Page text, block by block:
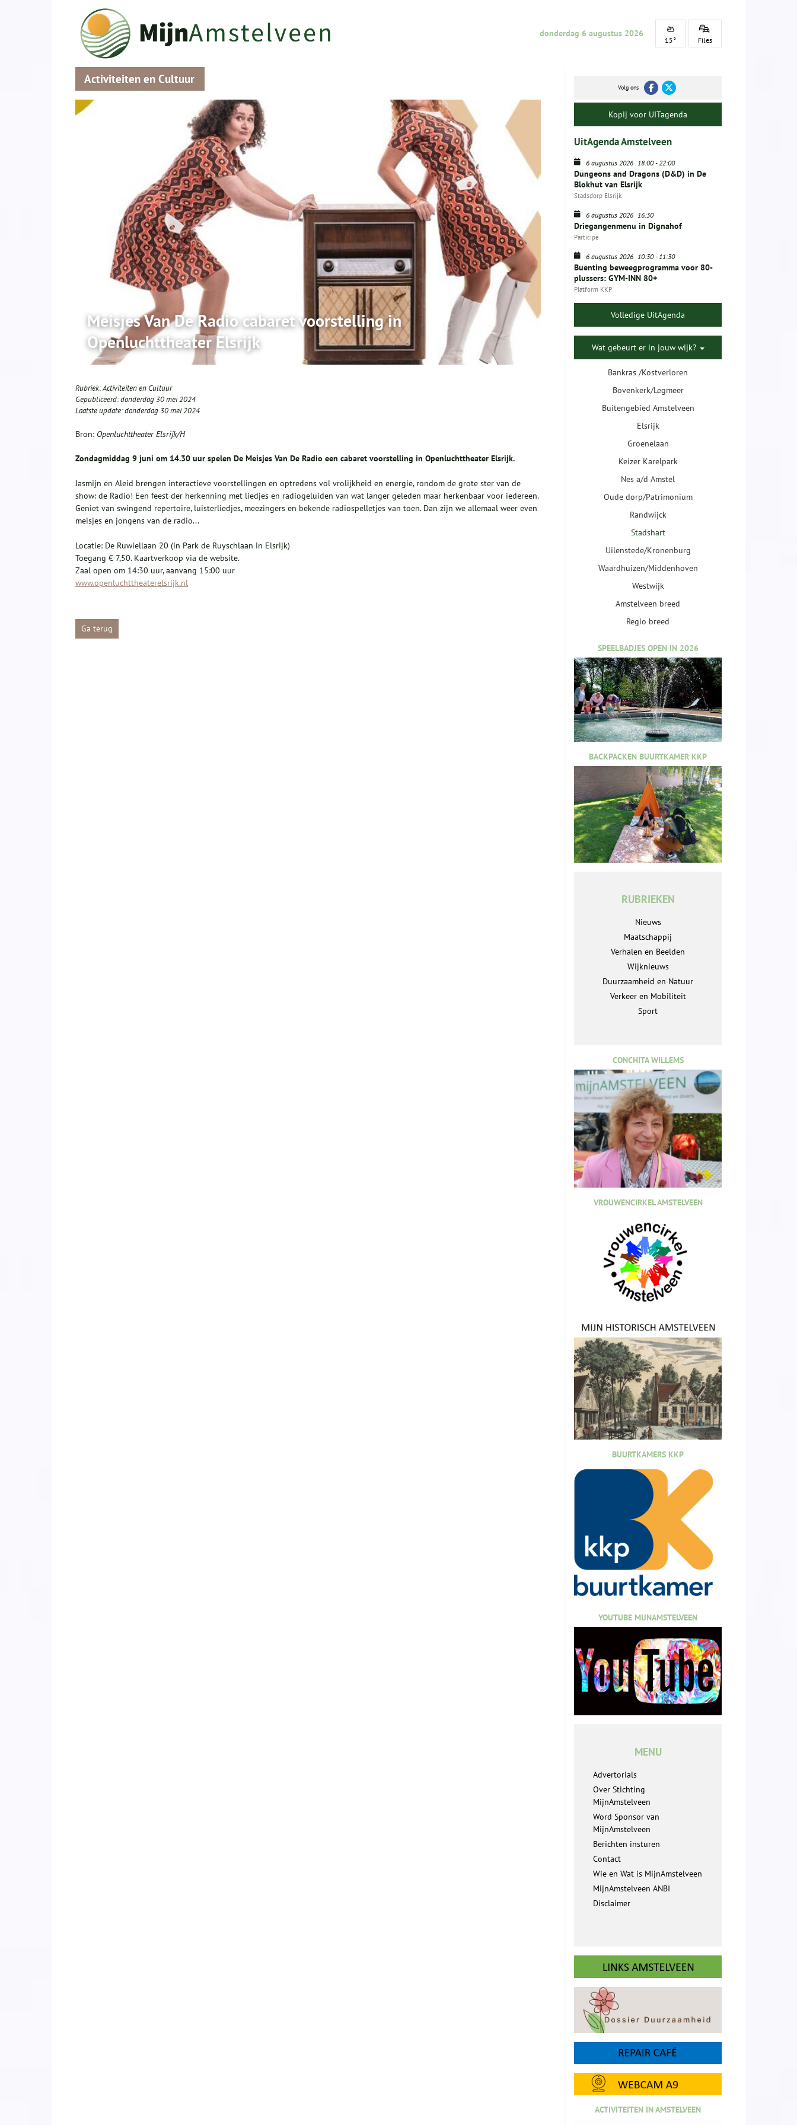
donderdag 6 augustus 2026
15° Files
Activiteiten en Cultuur
Meisjes Van De Radio cabaret voorstelling in
Openluchttheater Elsrijk
Rubriek:Activiteiten en Cultuur
Gepubliceerd:donderdag 30 mei 2024
Laatste update:donderdag 30 mei 2024
Bron: Openluchttheater Elsrijk/H
Zondagmiddag 9 juni om 14.30 uur spelen De Meisjes Van De Radio een cabaret voorstelling in Openluchttheater Elsrijk.
Jasmijn en Aleid brengen interactieve voorstellingen en optredens vol vrolijkheid en energie, rondom de grote ster van de
show: de Radio! Een feest der herkenning met liedjes en radiogeluiden van wat langer geleden maar herkenbaar voor iedereen.
Geniet van swingend repertoire, luisterliedjes, meezingers en bekende radiospelletjes van toen. Dan zijn we allemaal weer even
meisjes en jongens van de radio...
Locatie: De Ruwiellaan 20 (in Park de Ruyschlaan in Elsrijk)
Toegang € 7,50. Kaartverkoop via de website.
Zaal open om 14:30 uur, aanvang 15:00 uur
www.openluchttheaterelsrijk.nl
Ga terug
Volg ons
Kopij voor UITagenda
UitAgenda Amstelveen
6 augustus 2026 18:00-22:00
Dungeons and Dragons (D&D) in De
Blokhut van Elsrijk
Stadsdorp Elsrijk
6 augustus 2026 16:30
Driegangenmenu in Dignahof
Participe
6 augustus 2026 10:30-11:30
Buenting beweegprogramma voor 80-
plussers: GYM-INN 80+
Platform KKP
Volledige UitAgenda
Wat gebeurt er in jouw wijk?
Bankras /Kostverloren
Bovenkerk/Legmeer
Buitengebied Amstelveen
Elsrijk
Groenelaan
Keizer Karelpark
Nes a/d Amstel
Oude dorp/Patrimonium
Randwijck
Stadshart
Uilenstede/Kronenburg
Waardhuizen/Middenhoven
Westwijk
Amstelveen breed
Regio breed
SPEELBADJES OPEN IN 2026
BACKPACKEN BUURTKAMER KKP
RUBRIEKEN
Nieuws
Maatschappij
Verhalen en Beelden
Wijknieuws
Duurzaamheid en Natuur
Verkeer en Mobiliteit
Sport
CONCHITA WILLEMS
VROUWENCIRKEL AMSTELVEEN
BUURTKAMERS KKP
YOUTUBE MIJNAMSTELVEEN
MENU
Advertorials
Over Stichting
MijnAmstelveen
Word Sponsor van
MijnAmstelveen
Berichten insturen
Contact
Wie en Wat is MijnAmstelveen
MijnAmstelveen ANBI
Disclaimer
ACTIVITEITEN IN AMSTELVEEN